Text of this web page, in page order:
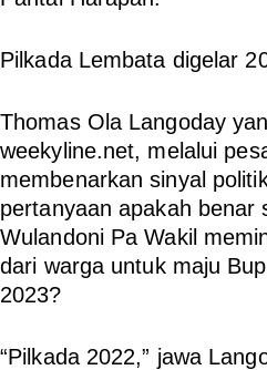
Pilkada Lembata digelar
Thomas Ola Langoday
weekyline.net, melalui
membenarkan sinyal
pertanyaan apakah benar
Wulandoni Pa Wakil
dari warga untuk maju
2023?
“Pilkada 2022,” jawa